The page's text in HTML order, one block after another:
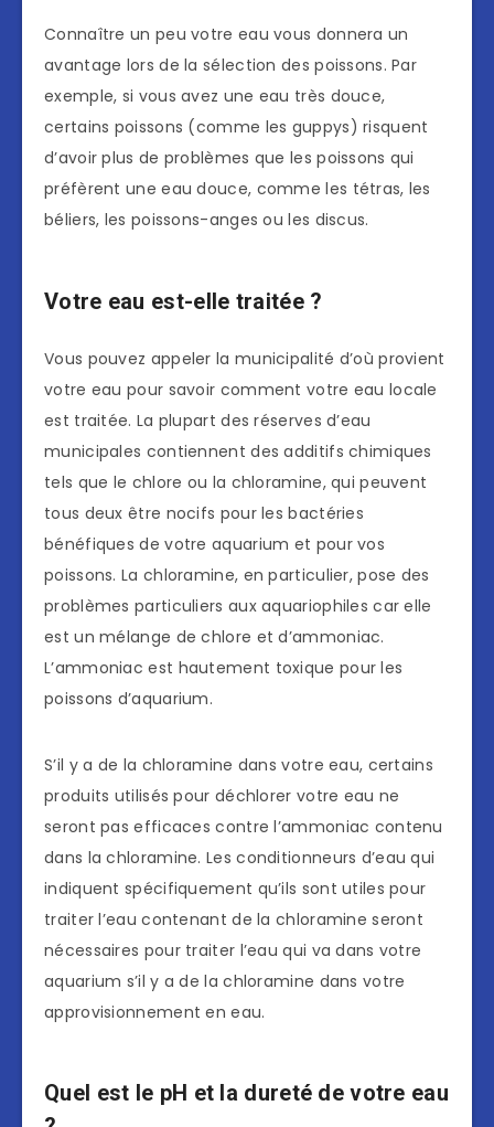
Connaître un peu votre eau vous donnera un
avantage lors de la sélection des poissons. Par
exemple, si vous avez une eau très douce,
certains poissons (comme les guppys) risquent
d’avoir plus de problèmes que les poissons qui
préfèrent une eau douce, comme les tétras, les
béliers, les poissons-anges ou les discus.
Votre eau est-elle traitée ?
Vous pouvez appeler la municipalité d’où provient
votre eau pour savoir comment votre eau locale
est traitée. La plupart des réserves d’eau
municipales contiennent des additifs chimiques
tels que le chlore ou la chloramine, qui peuvent
tous deux être nocifs pour les bactéries
bénéfiques de votre aquarium et pour vos
poissons. La chloramine, en particulier, pose des
problèmes particuliers aux aquariophiles car elle
est un mélange de chlore et d’ammoniac.
L’ammoniac est hautement toxique pour les
poissons d’aquarium.
S’il y a de la chloramine dans votre eau, certains
produits utilisés pour déchlorer votre eau ne
seront pas efficaces contre l’ammoniac contenu
dans la chloramine. Les conditionneurs d’eau qui
indiquent spécifiquement qu’ils sont utiles pour
traiter l’eau contenant de la chloramine seront
nécessaires pour traiter l’eau qui va dans votre
aquarium s’il y a de la chloramine dans votre
approvisionnement en eau.
Quel est le pH et la dureté de votre eau